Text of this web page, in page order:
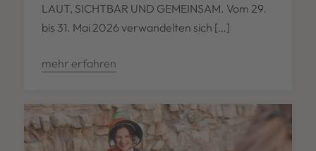
LAUT, SICHTBAR UND GEMEINSAM. Vom 29.
bis 31. Mai 2026 verwandelten sich […]
mehr erfahren